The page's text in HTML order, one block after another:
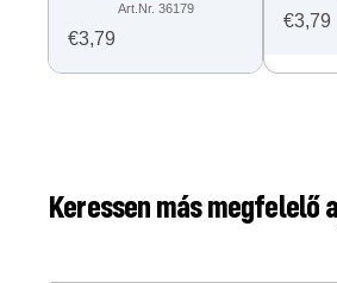
Art.Nr. 36179
€3,79
€3,79
Keressen más megfelelő